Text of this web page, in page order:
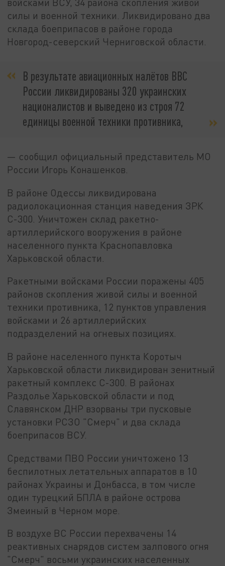
войсками ВСУ, 34 района скопления живой
силы и военной техники. Ликвидировано два
склада боеприпасов в районе города
Новгород-северский Черниговской области.
В результате авиационных налётов ВВС
России ликвидированы 320 украинских
националистов и выведено из строя 72
единицы военной техники противника,
— сообщил официальный представитель МО
России Игорь Конашенков.
В районе Одессы ликвидирована
радиолокационная станция наведения ЗРК
С-300. Уничтожен склад ракетно-
артиллерийского вооружения в районе
населенного пункта Краснопавловка
Харьковской области.
Ракетными войсками России поражены 405
районов скопления живой силы и военной
техники противника, 12 пунктов управления
войсками и 26 артиллерийских
подразделений на огневых позициях.
В районе населенного пункта Коротыч
Харьковской области ликвидирован зенитный
ракетный комплекс С-300. В районах
Раздолье Харьковской области и под
Славянском ДНР взорваны три пусковые
установки РСЗО "Смерч" и два склада
боеприпасов ВСУ.
Средствами ПВО России уничтожено 13
беспилотных летательных аппаратов в 10
районах Украины и Донбасса, в том числе
один турецкий БПЛА в районе острова
Змеиный в Черном море.
В воздухе ВС России перехвачены 14
реактивных снарядов систем залпового огня
"Смерч" восьми украинских населенных